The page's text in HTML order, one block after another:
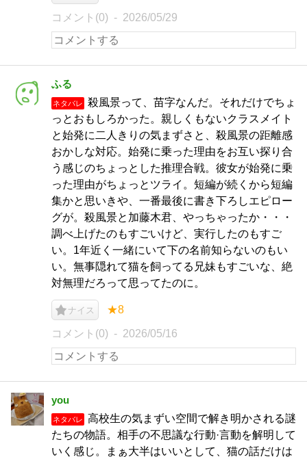
コメント(0) 2026/05/29
ふる
ネタバレ
殺風景って、苗字なんだ。それだけでちょ
っとおもしろかった。親しくもないクラスメイト
と始発に二人きりの気まずさと、殺風景の距離感
おかしな対応。始発に乗った理由をお互い探り合
う感じのちょっとした推理合戦。彼女が始発に乗
った理由がちょっとツライ。短編が続くから短編
集かと思いきや、一番最後に書き下ろしエピロー
グが。殺風景と加藤木君、やっちゃったか・・・
調べ上げたのもすごいけど、実行したのもすご
い。1年近く一緒にいて下の名前知らないのもい
い。無事隠れて猫を飼ってる兄妹もすごいな、絶
対無理だろって思ってたのに。
ナイス ★8
コメント(0) 2026/05/16
you
ネタバレ
高校生の気まずい空間で解き明かされる謎
たちの物語。相手の不思議な行動·言動を解明して
いく感じ。まぁ大半はいいとして、猫の話だけは